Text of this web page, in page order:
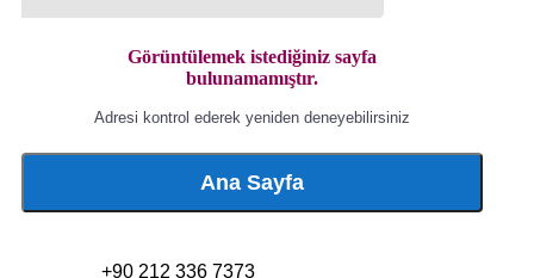
Görüntülemek istediğiniz sayfa
bulunamamıştır.
Adresi kontrol ederek yeniden deneyebilirsiniz
Ana Sayfa
+90 212 336 7373